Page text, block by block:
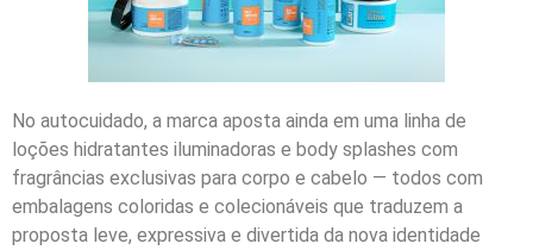
No autocuidado, a marca aposta ainda em uma linha de
loções hidratantes iluminadoras e body splashes com
fragrâncias exclusivas para corpo e cabelo — todos com
embalagens coloridas e colecionáveis que traduzem a
proposta leve, expressiva e divertida da nova identidade